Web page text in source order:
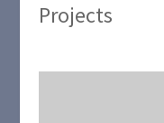
Projects